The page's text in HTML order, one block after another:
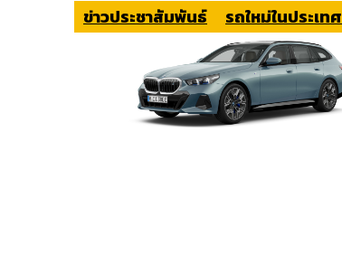
ข่าวประชาสัมพันธ์ รถใหม่ในประเทศ